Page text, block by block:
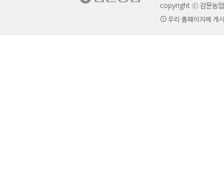
copyright ⓒ 감문농업
우리 홈페이지에 게